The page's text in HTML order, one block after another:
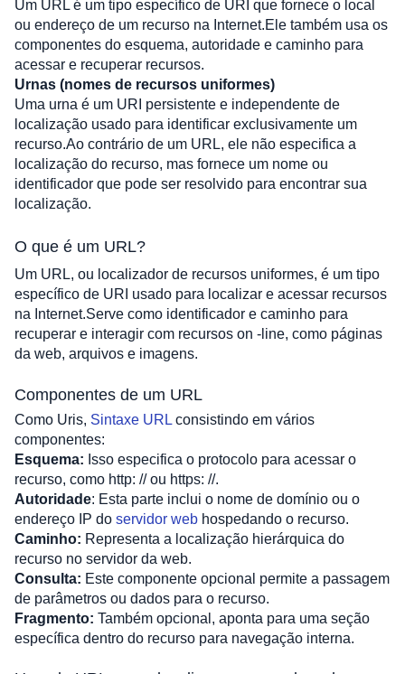
Um URL é um tipo específico de URI que fornece o local
ou endereço de um recurso na Internet.Ele também usa os
componentes do esquema, autoridade e caminho para
acessar e recuperar recursos.
Urnas (nomes de recursos uniformes)
Uma urna é um URI persistente e independente de
localização usado para identificar exclusivamente um
recurso.Ao contrário de um URL, ele não especifica a
localização do recurso, mas fornece um nome ou
identificador que pode ser resolvido para encontrar sua
localização.
O que é um URL?
Um URL, ou localizador de recursos uniformes, é um tipo
específico de URI usado para localizar e acessar recursos
na Internet.Serve como identificador e caminho para
recuperar e interagir com recursos on -line, como páginas
da web, arquivos e imagens.
Componentes de um URL
Como Uris, Sintaxe URL consistindo em vários
componentes:
Esquema: Isso especifica o protocolo para acessar o
recurso, como http: // ou https: //.
Autoridade: Esta parte inclui o nome de domínio ou o
endereço IP do servidor web hospedando o recurso.
Caminho: Representa a localização hierárquica do
recurso no servidor da web.
Consulta: Este componente opcional permite a passagem
de parâmetros ou dados para o recurso.
Fragmento: Também opcional, aponta para uma seção
específica dentro do recurso para navegação interna.